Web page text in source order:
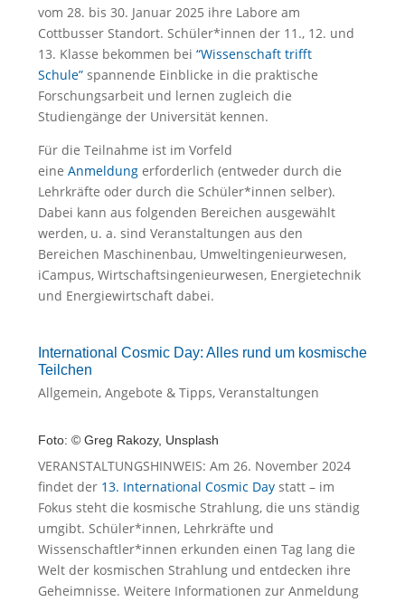
vom 28. bis 30. Januar 2025 ihre Labore am
Cottbusser Standort. Schüler*innen der 11., 12. und
13. Klasse bekommen bei “Wissenschaft trifft
Schule” spannende Einblicke in die praktische
Forschungsarbeit und lernen zugleich die
Studiengänge der Universität kennen.
Für die Teilnahme ist im Vorfeld
eine Anmeldung erforderlich (entweder durch die
Lehrkräfte oder durch die Schüler*innen selber).
Dabei kann aus folgenden Bereichen ausgewählt
werden, u. a. sind Veranstaltungen aus den
Bereichen Maschinenbau, Umweltingenieurwesen,
iCampus, Wirtschaftsingenieurwesen, Energietechnik
und Energiewirtschaft dabei.
International Cosmic Day: Alles rund um kosmische
Teilchen
Allgemein, Angebote & Tipps, Veranstaltungen
Foto: © Greg Rakozy, Unsplash
VERANSTALTUNGSHINWEIS: Am 26. November 2024
findet der 13. International Cosmic Day statt – im
Fokus steht die kosmische Strahlung, die uns ständig
umgibt. Schüler*innen, Lehrkräfte und
Wissenschaftler*innen erkunden einen Tag lang die
Welt der kosmischen Strahlung und entdecken ihre
Geheimnisse. Weitere Informationen zur Anmeldung